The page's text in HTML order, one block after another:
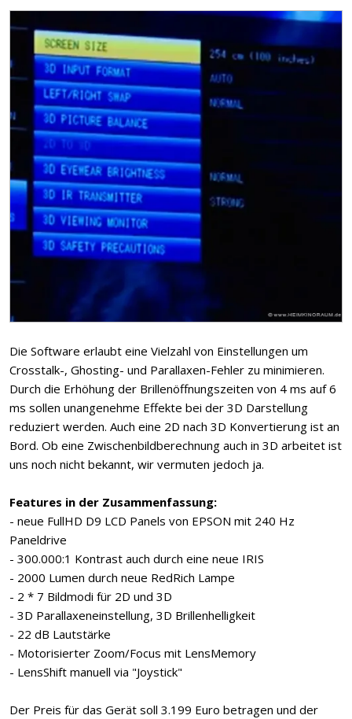
Die Software erlaubt eine Vielzahl von Einstellungen um
Crosstalk-, Ghosting- und Parallaxen-Fehler zu minimieren.
Durch die Erhöhung der Brillenöffnungszeiten von 4 ms auf 6
ms sollen unangenehme Effekte bei der 3D Darstellung
reduziert werden. Auch eine 2D nach 3D Konvertierung ist an
Bord. Ob eine Zwischenbildberechnung auch in 3D arbeitet ist
uns noch nicht bekannt, wir vermuten jedoch ja.
Features in der Zusammenfassung:
- neue FullHD D9 LCD Panels von EPSON mit 240 Hz
Paneldrive
- 300.000:1 Kontrast auch durch eine neue IRIS
- 2000 Lumen durch neue RedRich Lampe
- 2 * 7 Bildmodi für 2D und 3D
- 3D Parallaxeneinstellung, 3D Brillenhelligkeit
- 22 dB Lautstärke
- Motorisierter Zoom/Focus mit LensMemory
- LensShift manuell via "Joystick"
Der Preis für das Gerät soll 3.199 Euro betragen und der